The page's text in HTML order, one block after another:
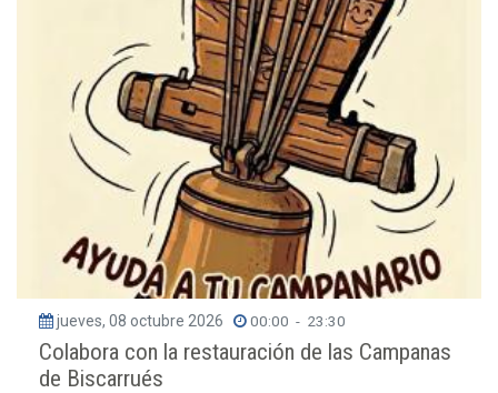
jueves, 08 octubre 2026 00:00 - 23:30
Colabora con la restauración de las Campanas
de Biscarrués